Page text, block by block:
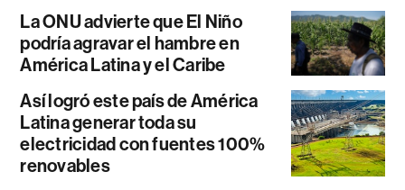
La ONU advierte que El Niño
podría agravar el hambre en
América Latina y el Caribe
Así logró este país de América
Latina generar toda su
electricidad con fuentes 100%
renovables